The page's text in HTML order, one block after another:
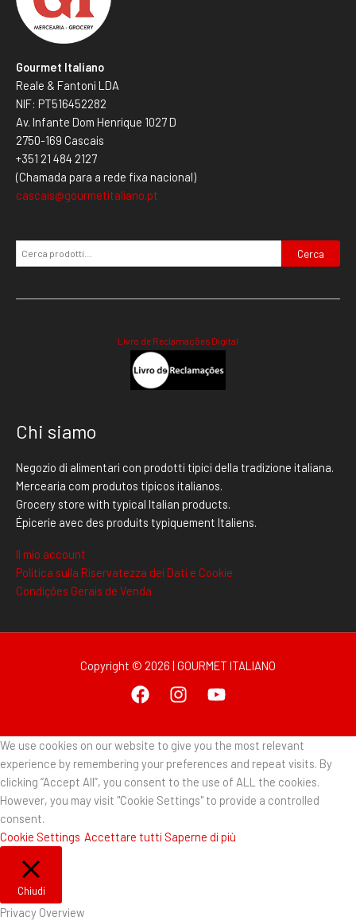
Gourmet Italiano
Reale & Fantoni LDA
NIF: PT516452282
Av. Infante Dom Henrique 1027 D
2750-169 Cascais
+351 21 484 2127
(Chamada para a rede fixa nacional)
cascais@gourmetitaliano.pt
Cerca
Livro de Reclamações Digital
Chi siamo
Negozio di alimentari con prodotti tipici della tradizione italiana.
Mercearia com produtos típicos italianos.
Grocery store with typical Italian products.
Épicerie avec des produits typiquement Italiens.
Il mio account
Politica sulla Riservatezza dei Dati e Cookie
Condições Gerais de Venda
Copyright © 2026 | GOURMET ITALIANO
We use cookies on our website to give you the most relevant
experience by remembering your preferences and repeat visits. By
clicking “Accept All”, you consent to the use of ALL the cookies.
However, you may visit "Cookie Settings" to provide a controlled
consent.
Cookie Settings Accettare tutti Saperne di più
Chiudi
Privacy Overview